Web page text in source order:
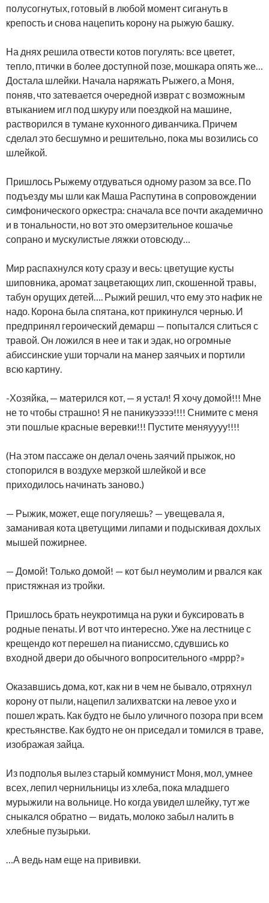
полусогнутых, готовый в любой момент сигануть в
крепость и снова нацепить корону на рыжую башку.
На днях решила отвести котов погулять: все цветет,
тепло, птички в более доступной позе, мошкара опять же…
Достала шлейки. Начала наряжать Рыжего, а Моня,
поняв, что затевается очередной изврат с возможным
втыканием игл под шкуру или поездкой на машине,
растворился в тумане кухонного диванчика. Причем
сделал это бесшумно и решительно, пока мы возились со
шлейкой.
Пришлось Рыжему отдуваться одному разом за все. По
подъезду мы шли как Маша Распутина в сопровождении
симфонического оркестра: сначала все почти академично
и в тональности, но вот это омерзительное кошачье
сопрано и мускулистые ляжки отовсюду…
Мир распахнулся коту сразу и весь: цветущие кусты
шиповника, аромат зацветающих лип, скошенной травы,
табун орущих детей…. Рыжий решил, что ему это нафик не
надо. Корона была спятана, кот прикинулся чернью. И
предпринял героический демарш — попытался слиться с
травой. Он ложился в нее и так и эдак, но огромные
абиссинские уши торчали на манер заячьих и портили
всю картину.
-Хозяйка, — матерился кот, — я устал! Я хочу домой!!! Мне
не то чтобы страшно! Я не паникуээээ!!!! Снимите с меня
эти пошлые красные веревки!!! Пустите меняуууу!!!!
(На этом пассаже он делал очень заячий прыжок, но
стопорился в воздухе мерзкой шлейкой и все
приходилось начинать заново.)
— Рыжик, может, еще погуляешь? — увещевала я,
заманивая кота цветущими липами и подыскивая дохлых
мышей пожирнее.
— Домой! Только домой! — кот был неумолим и рвался как
пристяжная из тройки.
Пришлось брать неукротимца на руки и буксировать в
родные пенаты. И вот что интересно. Уже на лестнице с
крещендо кот перешел на пианиссмо, сдувшись ко
входной двери до обычного вопросительного «мррр?»
Оказавшись дома, кот, как ни в чем не бывало, отряхнул
корону от пыли, нацепил залихватски на левое ухо и
пошел жрать. Как будто не было уличного позора при всем
крестьянстве. Как будто не он приседал и томился в траве,
изображая зайца.
Из подполья вылез старый коммунист Моня, мол, умнее
всех, лепил чернильницы из хлеба, пока младшего
мурыжили на вольнице. Но когда увидел шлейку, тут же
сныкался обратно — видать, молоко забыл налить в
хлебные пузырьки.
…А ведь нам еще на прививки.